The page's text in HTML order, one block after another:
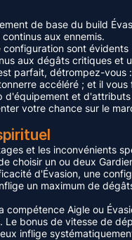
de base du build
aux ennemis.
sont
aux dégâts critiques et
parfait, détrompez-
accéléré ; et il
d'équipement et
votre chance sur le
et les inconvénients
choisir un ou deux
d'Évasion, une
un maximum de
compétence Aigle ou
bonus de vitesse de
inflige